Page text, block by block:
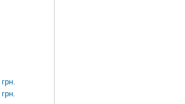
грн.
грн.